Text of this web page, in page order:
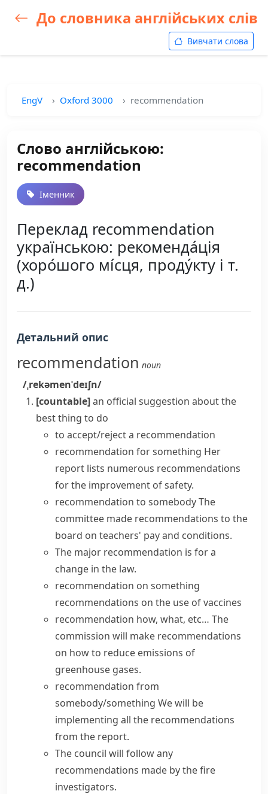
До словника англійських слів
Вивчати слова
EngV Oxford 3000 recommendation
Слово англійською:
recommendation
Іменник
Переклад recommendation
українською: рекоменда́ція
(хоро́шого мі́сця, проду́кту і т.
д.)
Детальний опис
recommendation noun
/ˌrekəmenˈdeɪʃn/
[countable]an official suggestion about the
best thing to do
to accept/reject a recommendation
recommendation for something Her
report lists numerous recommendations
for the improvement of safety.
recommendation to somebodyThe
committee made recommendations to the
board on teachers' pay and conditions.
The major recommendation is for a
change in the law.
recommendation on something
recommendations on the use of vaccines
recommendation how, what, etc… The
commission will make recommendations
on how to reduce emissions of
greenhouse gases.
recommendation from
somebody/something We will be
implementing all the recommendations
from the report.
The council will followany
recommendations made by the fire
investigators.